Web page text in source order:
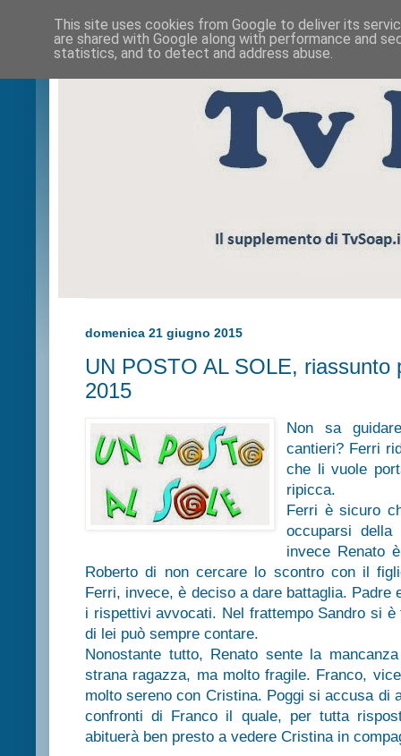
domenica 21 giugno 2015
UN POSTO AL SOLE, riassunto
2015
Non sa
cantieri? Ferri
che li vuole
ripicca.
Ferri è sicuro
occuparsi della
invece Renato
Roberto di non cercare lo scontro con il
Ferri, invece, è deciso a dare battaglia. Padre
i rispettivi avvocati. Nel frattempo Sandro si
di lei può sempre contare.
Nonostante tutto, Renato sente la
strana ragazza, ma molto fragile. Franco,
molto sereno con Cristina. Poggi si accusa di
confronti di Franco il quale, per tutta
abituerà ben presto a vedere Cristina in
This site uses cookies from Google to deliver its
are shared with Google along with performance and
statistics, and to detect and address abuse.